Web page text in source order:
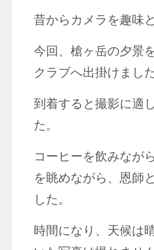
昔からカメラを趣味
今回、槍ヶ岳の夕景
クラブへ出掛けまし
到着すると撮影に適
た。
コーヒーを飲みなが
を眺めながら、恩師
した。
時間になり、天候は